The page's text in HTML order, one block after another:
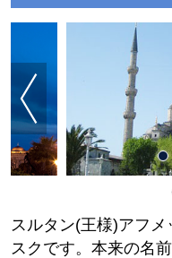
スルタン(王様)アフ
スクです。本来の名